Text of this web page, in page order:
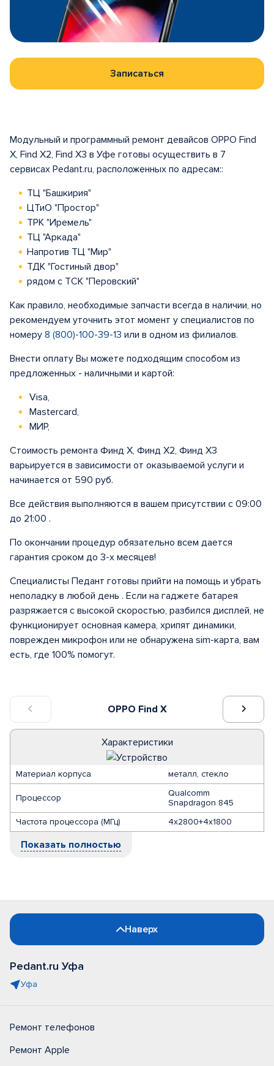
Записаться
OPPO Find X
Характеристики
Материал корпуса металл, стекло
Процессор
Qualcomm
Snapdragon 845
Частота процессора (МГц)
4х2800+4х1800
Показать полностью
Модульный и программный ремонт девайсов OPPO Find
X, Find X2, Find X3 в Уфе готовы осуществить в 7
сервисах Pedant.ru, расположенных по адресам::
ТЦ "Башкирия"
ЦТиО "Простор"
ТРК "Иремель"
ТЦ "Аркада"
Напротив ТЦ "Мир"
ТДК "Гостиный двор"
рядом с ТСК "Перовский"
Как правило, необходимые запчасти всегда в наличии, но
рекомендуем уточнить этот момент у специалистов по
номеру 8 (800)-100-39-13 или в одном из филиалов.
Внести оплату Вы можете подходящим способом из
предложенных - наличными и картой:
Visa,
Mastercard,
МИР,
Стоимость ремонта Финд X, Финд X2, Финд Х3
варьируется в зависимости от оказываемой услуги и
начинается от 590 руб.
Все действия выполняются в вашем присутствии с 09:00
до 21:00 .
По окончании процедур обязательно всем дается
гарантия сроком до 3-х месяцев!
Специалисты Педант готовы прийти на помощь и убрать
неполадку в любой день . Если на гаджете батарея
разряжается с высокой скоростью, разбился дисплей, не
функционирует основная камера, хрипят динамики,
поврежден микрофон или не обнаружена sim-карта, вам
есть, где 100% помогут.
Наверх
Pedant.ru Уфа
Уфа
Ремонт телефонов
Ремонт Apple